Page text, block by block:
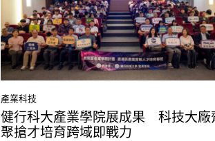
產業科技
健行科大產業學院展成果 科技大廠
聚搶才培育跨域即戰力